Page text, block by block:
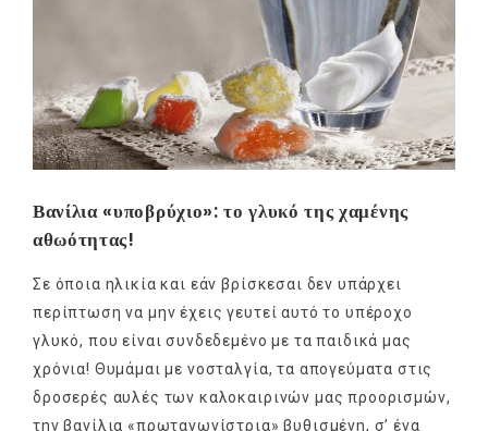
Βανίλια «υποβρύχιο»: το γλυκό της χαμένης
αθωότητας!
Σε όποια ηλικία και εάν βρίσκεσαι δεν υπάρχει
περίπτωση να μην έχεις γευτεί αυτό το υπέροχο
γλυκό, που είναι συνδεδεμένο με τα παιδικά μας
χρόνια! Θυμάμαι με νοσταλγία, τα απογεύματα στις
δροσερές αυλές των καλοκαιρινών μας προορισμών,
την βανίλια «πρωταγωνίστρια» βυθισμένη, σ’ ένα